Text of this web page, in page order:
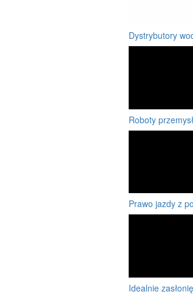
Dystrybutory
Roboty
Prawo jazdy z
Idealnie